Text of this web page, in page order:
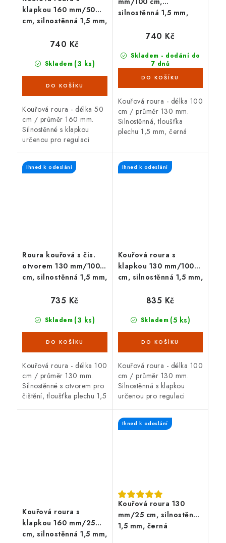
klapkou 160 mm/50
cm, silnostěnná 1,5 mm,
Skladem (3 ks)
740 Kč
Kouřová roura - délka 50
cm / průměr 160 mm.
Silnostěnné s klapkou
určenou pro regulaci
tahu, tloušťka plechu 1,5
mm, černá barva. Kouřová
silnostěnná 1,5 mm,
Skladem - dodání do
7 dnů
740 Kč
Kouřová roura - délka 100
cm / průměr 130 mm.
Silnostěnná, tloušťka
plechu 1,5 mm, černá
určená pro spojení mezi
spalinovým hrdlem
krbových kamen/sporáku...
Roura kouřová s čis.
otvorem 130 mm/100
cm, silnostěnná 1,5 mm,
Ihned k odeslání
Skladem (3 ks)
735 Kč
Kouřová roura - délka 100
cm / průměr 130 mm.
Silnostěnné s otvorem pro
čištění, tloušťka plechu 1,5
Kouřová roura s
klapkou 130 mm/100
cm, silnostěnná 1,5 mm,
Ihned k odeslání
Skladem (5 ks)
835 Kč
Kouřová roura - délka 100
cm / průměr 130 mm.
Silnostěnná s klapkou
určenou pro regulaci
tahu, tloušťka plechu 1,5
mm, černá barva. Kouřová
Kouřová roura s
klapkou 160 mm/25
cm, silnostěnná 1,5 mm,
Kouřová roura 130
mm/25 cm, silnostěnná
1,5 mm, černá
Ihned k odeslání